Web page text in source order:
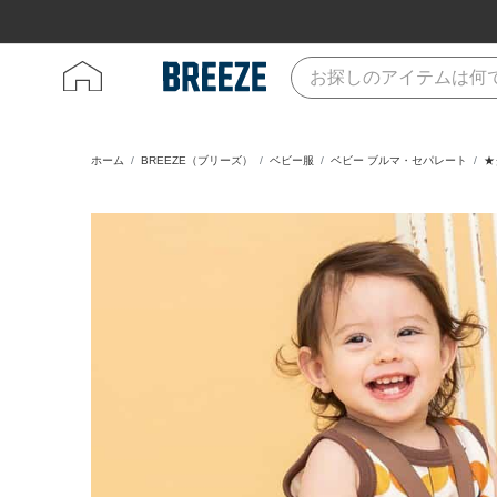
ホーム BREEZE（ブリーズ） ベビー服 ベビー ブルマ・セパレート ★